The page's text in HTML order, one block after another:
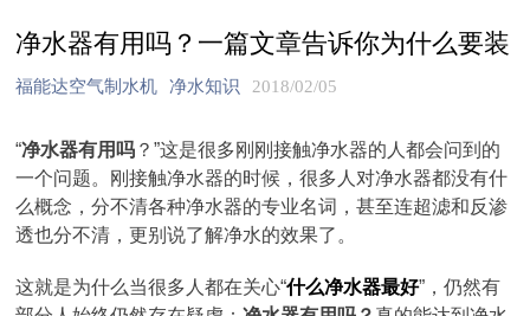
净水器有用吗？一篇文章告诉你为什么要装
福能达空气制水机 净水知识 2018/02/05
“净水器有用吗 ？”这是很多刚刚接触净水器的人都会问到的
一个问题。刚接触净水器的时候，很多人对净水器都没有什
么概念，分不清各种净水器的专业名词，甚至连超滤和反渗
透也分不清，更别说了解净水的效果了。
这就是为什么当很多人都在关心“什么净水器最好”，仍然有